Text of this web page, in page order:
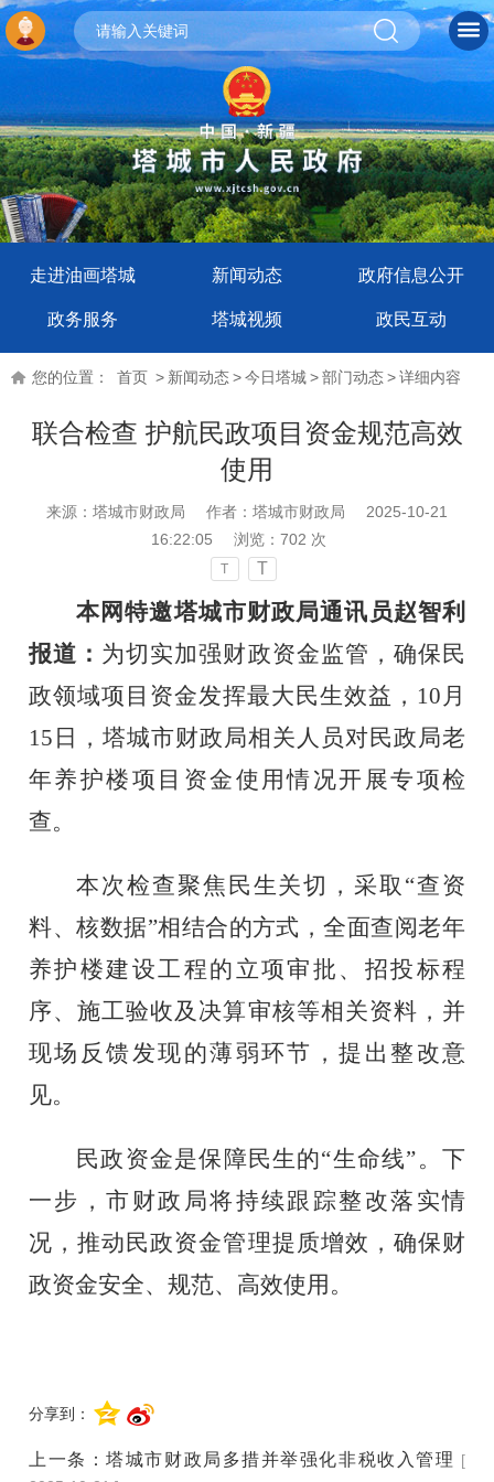
走进油画塔城 新闻动态 政府信息公开
政务服务 塔城视频 政民互动
您的位置： 首页 > 新闻动态>今日塔城>部门动态>详细内容
联合检查 护航民政项目资金规范高效
使用
来源：塔城市财政局 作者：塔城市财政局
2025-10-21
16:22:05
浏览： 702 次
T T
本网特邀塔城市财政局通讯员赵智利
报道： 为切实加强财政资金监管，确保民
政领域项目资金发挥最大民生效益， 10月
15日，塔城市财政局相关人员对民政局老
年养护楼项目资金使用情况开展专项检
查。
本次检查聚焦民生关切，采取 “查资
料、核数据”相结合的方式，全面查阅老年
养护楼建设工程的立项审批、招投标程
序、施工验收及 决算审核等相关资料， 并
现场反馈发现的薄弱环节，提出整改意
见。
民政资金是保障民生的“生命线”。下
一步，市财政局将持续跟踪整改落实情
况，推动民政资金管理提质增效，确保财
政资金安全、规范、高效使用。
分享到：
上一条：塔城市财政局多措并举强化非税收入管理 [